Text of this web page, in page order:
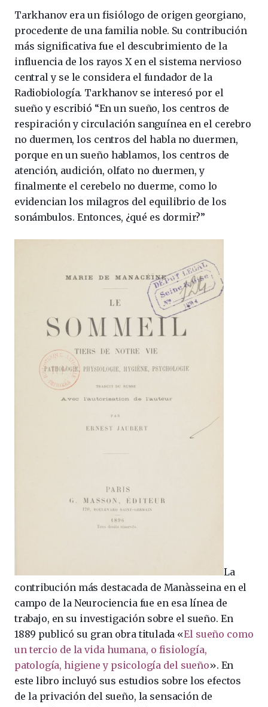
Tarkhanov era un fisiólogo de origen georgiano,
procedente de una familia noble. Su contribución
más significativa fue el descubrimiento de la
influencia de los rayos X en el sistema nervioso
central y se le considera el fundador de la
Radiobiología. Tarkhanov se interesó por el
sueño y escribió “En un sueño, los centros de
respiración y circulación sanguínea en el cerebro
no duermen, los centros del habla no duermen,
porque en un sueño hablamos, los centros de
atención, audición, olfato no duermen, y
finalmente el cerebelo no duerme, como lo
evidencian los milagros del equilibrio de los
sonámbulos. Entonces, ¿qué es dormir?”
La
contribución más destacada de Manàsseina en el
campo de la Neurociencia fue en esa línea de
trabajo, en su investigación sobre el sueño. En
1889 publicó su gran obra titulada «El sueño como
un tercio de la vida humana, o fisiología,
patología, higiene y psicología del sueño». En
este libro incluyó sus estudios sobre los efectos
de la privación del sueño, la sensación de